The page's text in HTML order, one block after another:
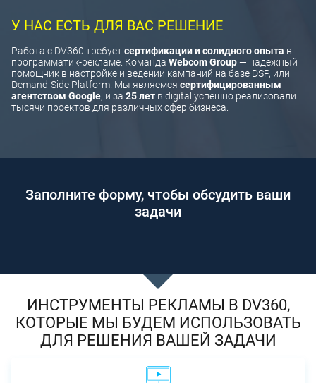
У НАС ЕСТЬ ДЛЯ ВАС РЕШЕНИЕ
Работа с DV360 требуетсертификации и солидного опыта в
программатик-рекламе. Команда Webcom Group— надежный
помощник в настройке и ведении кампаний на базе DSP, или
Demand-Side Platform. Мы являемся сертифицированным
агентством Google, и за 25 лет в digital успешно реализовали
тысячи проектов для различных сфер бизнеса.
Заполните форму, чтобы обсудить ваши
задачи
ИНСТРУМЕНТЫ РЕКЛАМЫ В DV360,
КОТОРЫЕ МЫ БУДЕМ ИСПОЛЬЗОВАТЬ
ДЛЯ РЕШЕНИЯ ВАШЕЙ ЗАДАЧИ